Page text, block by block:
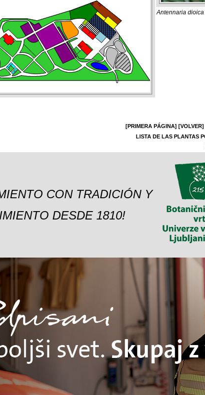
Antennaria dioica
[PRIMERA PÁGINA] [VOLVER]
LISTA DE LAS PLANTAS
CON TRADICIÓN Y
DESDE 1810!